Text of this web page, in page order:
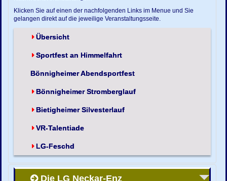
Klicken Sie auf einen der nachfolgenden Links im Menue und Sie
gelangen direkt auf die jeweilige Veranstaltungsseite.
Übersicht
Sportfest an Himmelfahrt
Bönnigheimer Abendsportfest
Bönnigheimer Stromberglauf
Bietigheimer Silvesterlauf
VR-Talentiade
LG-Feschd
Die LG Neckar-Enz